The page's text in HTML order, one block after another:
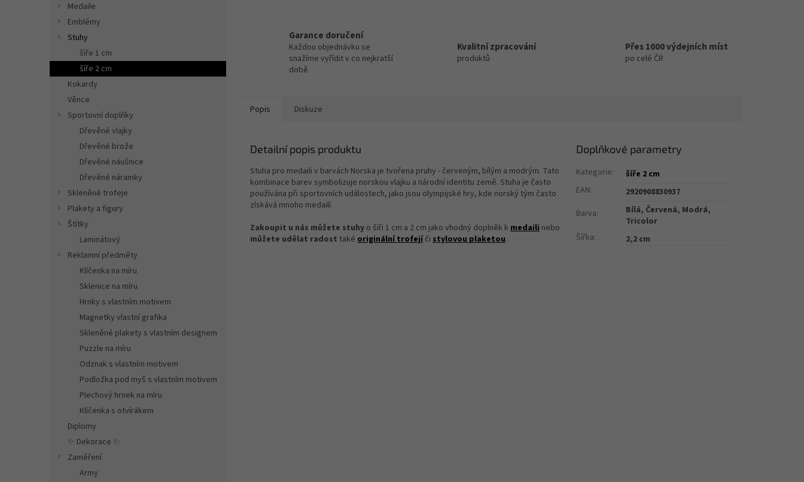
Medaile
Emblémy
Stuhy
šíře 1 cm
šíře 2 cm
Kokardy
Věnce
Sportovní doplňky
Dřevěné vlajky
Dřevěné brože
Dřevěné náušnice
Dřevěné náramky
Skleněné trofeje
Plakety a figury
Štítky
Laminátový
Reklamní předměty
Klíčenka na míru
Sklenice na míru
Hrnky s vlastním motivem
Magnetky vlastní grafika
Skleněné plakety s vlastním designem
Puzzle na míru
Odznak s vlastním motivem
Podložka pod myš s vlastním motivem
Plechový hrnek na míru
Klíčenka s otvírákem
Diplomy
✨ Dekorace ✨
Zaměření
Army
Garance doručení
Každou objednávku se
snažíme vyřídit v co nejkratší
době
Kvalitní zpracování
produktů
Přes 1000 výdejních míst
po celé ČR
Popis Diskuze
Detailní popis produktu
Stuha pro medaili v barvách Norska je tvořena pruhy - červeným, bílým a modrým. Tato
kombinace barev symbolizuje norskou vlajku a národní identitu země. Stuha je často
používána při sportovních událostech, jako jsou olympijské hry, kde norský tým často
získává mnoho medailí.
Zakoupit u nás můžete stuhy o šíři 1 cm a 2 cm jako vhodný doplněk k medaili nebo
můžete udělat radost také originální trofejíči stylovou plaketou.
Doplňkové parametry
Kategorie:
šíře 2 cm
EAN:
2920908830937
Barva:
Bílá, Červená, Modrá,
Tricolor
Šířka: 2,2 cm